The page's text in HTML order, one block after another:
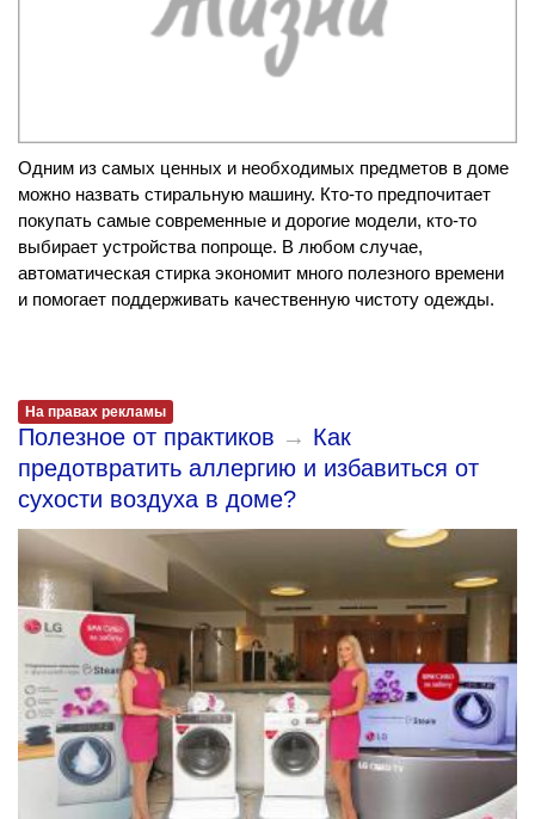
Одним из самых ценных и необходимых предметов в доме
можно назвать стиральную машину. Кто-то предпочитает
покупать самые современные и дорогие модели, кто-то
выбирает устройства попроще. В любом случае,
автоматическая стирка экономит много полезного времени
и помогает поддерживать качественную чистоту одежды.
На правах рекламы
Полезное от практиков → Как
предотвратить аллергию и избавиться от
сухости воздуха в доме?